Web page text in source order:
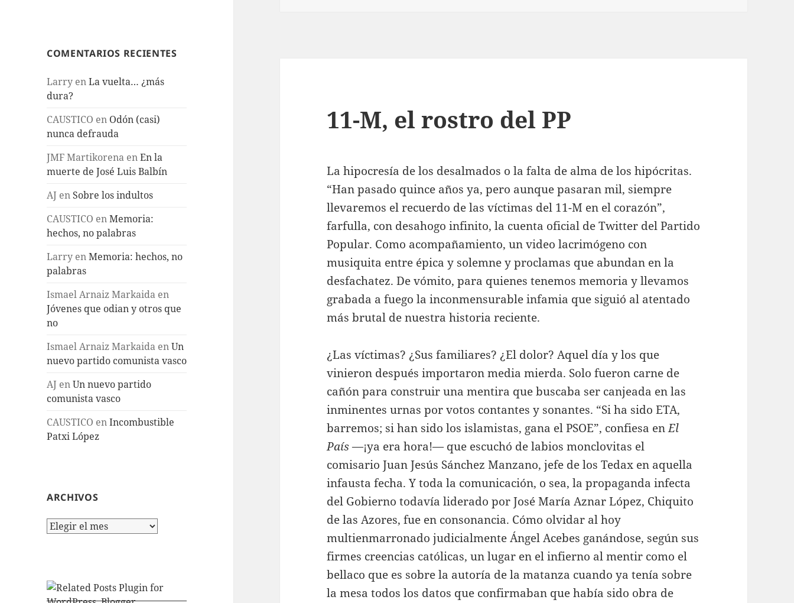
COMENTARIOS RECIENTES
Larry enLa vuelta… ¿más
dura?
CAUSTICO en Odón (casi)
nunca defrauda
JMF Martikorena enEn la
muerte de José Luis Balbín
AJ en Sobre los indultos
CAUSTICO enMemoria:
hechos, no palabras
Larry enMemoria: hechos, no
palabras
Ismael Arnaiz Markaida en
Jóvenes que odian y otros que
no
Ismael Arnaiz Markaida enUn
nuevo partido comunista vasco
AJ enUn nuevo partido
comunista vasco
CAUSTICO enIncombustible
Patxi López
ARCHIVOS
Archivos
11-M, el rostro del PP
La hipocresía de los desalmados o la falta de alma de los hipócritas.
“Han pasado quince años ya, pero aunque pasaran mil, siempre
llevaremos el recuerdo de las víctimas del 11-M en el corazón”,
farfulla, con desahogo infinito, la cuenta oficial de Twitter del Partido
Popular. Como acompañamiento, un video lacrimógeno con
musiquita entre épica y solemne y proclamas que abundan en la
desfachatez. De vómito, para quienes tenemos memoria y llevamos
grabada a fuego la inconmensurable infamia que siguió al atentado
más brutal de nuestra historia reciente.
¿Las víctimas? ¿Sus familiares? ¿El dolor? Aquel día y los que
vinieron después importaron media mierda. Solo fueron carne de
cañón para construir una mentira que buscaba ser canjeada en las
inminentes urnas por votos contantes y sonantes. “Si ha sido ETA,
barremos; si han sido los islamistas, gana el PSOE”, confiesa enEl
País—¡ya era hora!— que escuchó de labios monclovitas el
comisario Juan Jesús Sánchez Manzano, jefe de los Tedax en aquella
infausta fecha. Y toda la comunicación, o sea, la propaganda infecta
del Gobierno todavía liderado por José María Aznar López, Chiquito
de las Azores, fue en consonancia. Cómo olvidar al hoy
multienmarronado judicialmente Ángel Acebes ganándose, según sus
firmes creencias católicas, un lugar en el infierno al mentir como el
bellaco que es sobre la autoría de la matanza cuando ya tenía sobre
la mesa todos los datos que confirmaban que había sido obra de